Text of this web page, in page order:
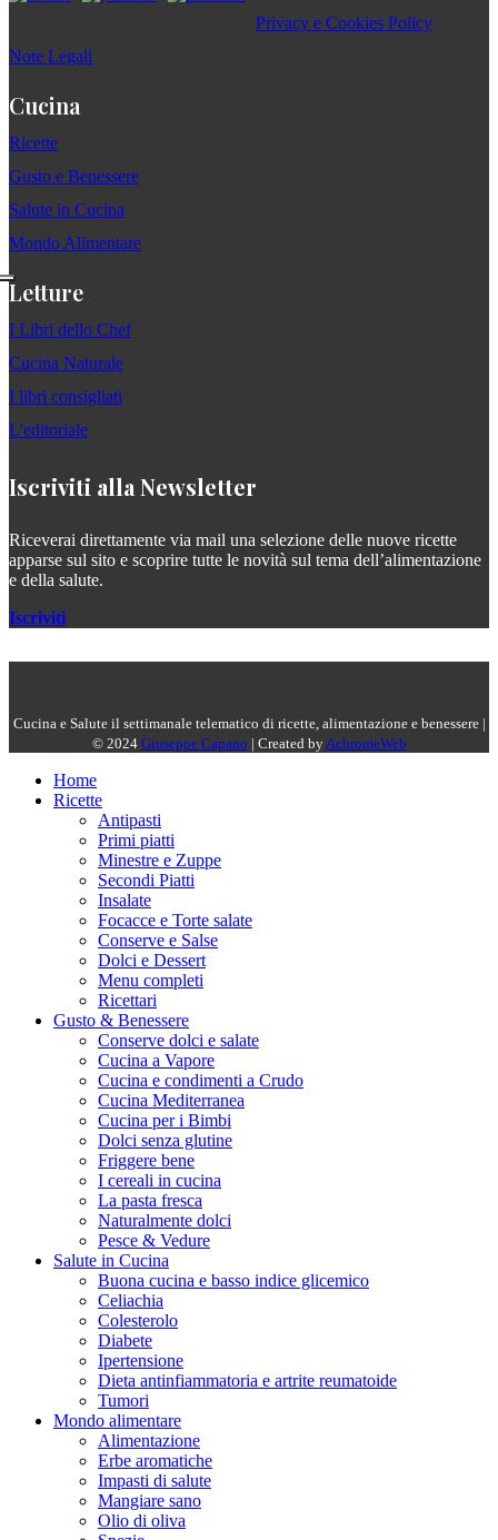
Privacy e Cookies Policy
Note Legali
Cucina
Ricette
Gusto e Benessere
Salute in Cucina
Mondo Alimentare
Letture
I Libri dello Chef
Cucina Naturale
I libri consigliati
L'editoriale
Iscriviti alla Newsletter
Riceverai direttamente via mail una selezione delle nuove ricette
apparse sul sito e scoprire tutte le novità sul tema dell’alimentazione
e della salute.
Iscriviti
Cucina e Salute il settimanale telematico di ricette, alimentazione e benessere |
© 2024 Giuseppe Capano | Created byAchromeWeb
Home
Ricette
Antipasti
Primi piatti
Minestre e Zuppe
Secondi Piatti
Insalate
Focacce e Torte salate
Conserve e Salse
Dolci e Dessert
Menu completi
Ricettari
Gusto & Benessere
Conserve dolci e salate
Cucina a Vapore
Cucina e condimenti a Crudo
Cucina Mediterranea
Cucina per i Bimbi
Dolci senza glutine
Friggere bene
I cereali in cucina
La pasta fresca
Naturalmente dolci
Pesce & Vedure
Salute in Cucina
Buona cucina e basso indice glicemico
Celiachia
Colesterolo
Diabete
Ipertensione
Dieta antinfiammatoria e artrite reumatoide
Tumori
Mondo alimentare
Alimentazione
Erbe aromatiche
Impasti di salute
Mangiare sano
Olio di oliva